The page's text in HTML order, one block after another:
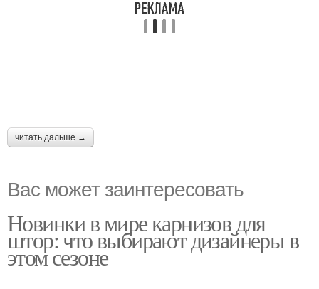
читать дальше →
Вас может заинтересовать
Новинки в мире карнизов для
штор: что выбирают дизайнеры в
этом сезоне